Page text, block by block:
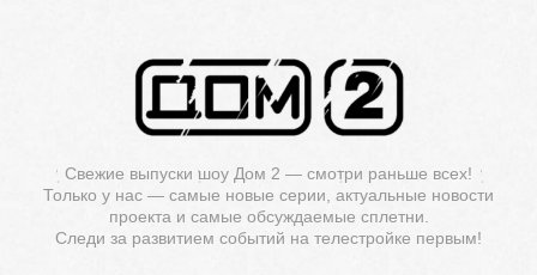
Свежие выпуски шоу Дом 2 — смотри раньше всех!
Только у нас — самые новые серии, актуальные новости
проекта и самые обсуждаемые сплетни.
Следи за развитием событий на телестройке первым!